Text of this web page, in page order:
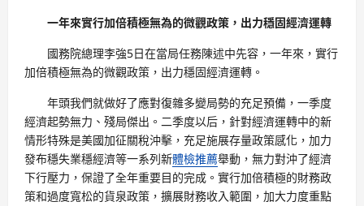
一年來實行加倍積極無為的微觀政策，出力穩固經濟運轉
國務院總理李強5日在當局任務陳述中先容，一年來，實行
加倍積極無為的微觀政策，出力穩固經濟運轉。
年頭我們就做好了應對復雜多變局勢的充足預備，一季度
經濟起勢無力、殘局傑出。二季度以后，針對經濟運轉中的新
情形特殊是美國加征關稅沖擊，充足施展存量政策感化，加力
發布穩失業穩經濟等一系列新體檢推薦舉動，無力對沖了經濟
下行壓力，保證了全年重要目的完成。實行加倍積極的財務政
策和過度寬松的貨泉政策，擴展財務收入範圍，加大力度重點